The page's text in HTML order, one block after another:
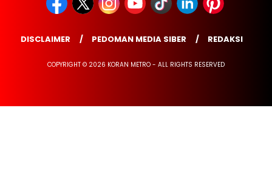
DISCLAIMER PEDOMAN MEDIA SIBER REDAKSI
COPYRIGHT © 2026 KORAN METRO - ALL RIGHTS RESERVED